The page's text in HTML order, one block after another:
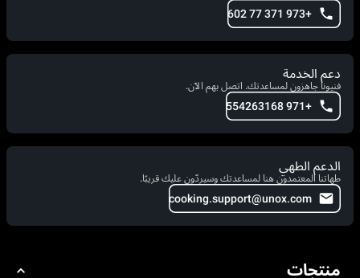
+973 371 77 602
دعم الخدمة
فنيونا جاهزون لمساعدتك. اتصل بهم الآن.
+971 554263168
الدعم الطهي
طهاتنا المعتمدون هنا لمساعدتك وسيردّون عليك قريبًا.
cooking.support@unox.com
منتجات